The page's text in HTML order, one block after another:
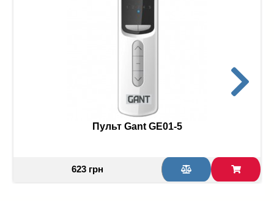
Пульт Gant GE01-5
623 грн